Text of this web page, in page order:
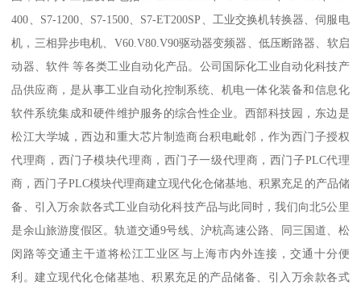
400、S7-1200、S7-1500、S7-ET200SP、工业交换机转换器、伺服电
机，三相异步电机、V60.V80.V90驱动器变频器、低压断路器、软启
动器、软件 等各类工业自动化产品。公司国际化工业自动化科技产
品供应商，是从事工业自动化控制系统、机电一体化装备和信息化
软件系统集成和硬件维护服务的综合性企业。西部科技园，东边是
松江大学城，西边和重大芯片制造商台积电毗邻，作为西门子授权
代理商，西门子模块代理商，西门子一级代理商，西门子PLC代理
商，西门子PLC模块代理商建立现代化仓储基地、积累充足的产品储
备、引入万余款各式工业自动化科技产品与此同时，我们向北5公里
是余山旅游度假区。轨道交通9号线、沪杭高速公路、同三国道、松
闵路等交通主干道将松江工业区与上海市内外连接，交通十分便
利。建立现代化仓储基地、积累充足的产品储备、引入万余款各式